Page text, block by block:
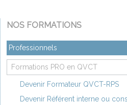
NOS FORMATIONS
Professionnels
Formations PRO en QVCT
Devenir Formateur QVCT-RPS
Devenir Référent interne ou